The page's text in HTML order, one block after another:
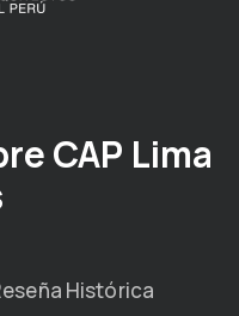
CAP Lima
Histórica